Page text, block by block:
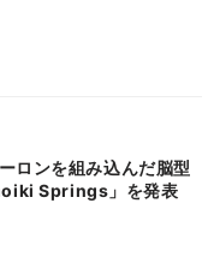
ロンを組み込んだ脳型
Springs」を発表